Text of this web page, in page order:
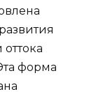
форма